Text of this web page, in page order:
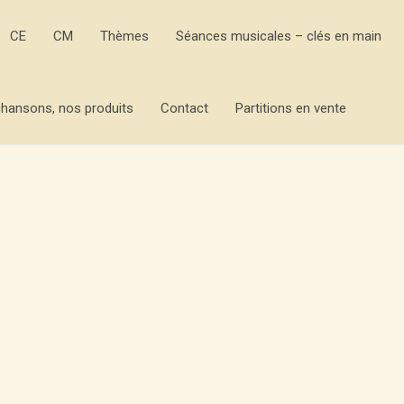
CE CM Thèmes Séances musicales – clés en main
nos produits Contact Partitions en vente